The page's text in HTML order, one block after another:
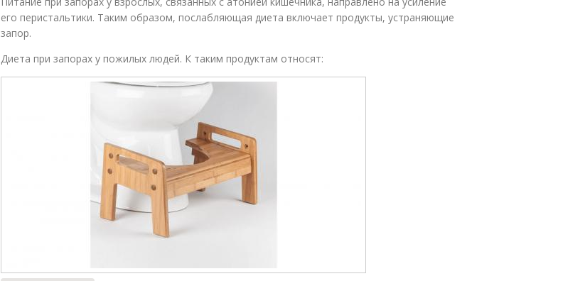
его перистальтики. Таким образом, послабляющая диета включает продукты, устраняющие
запор.
Диета при запорах у пожилых людей. К таким продуктам относят: